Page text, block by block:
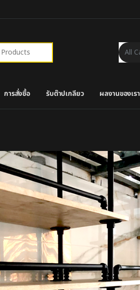
การสั่งซื้อ รับต๊าปเกลียว ผลงานของเรา